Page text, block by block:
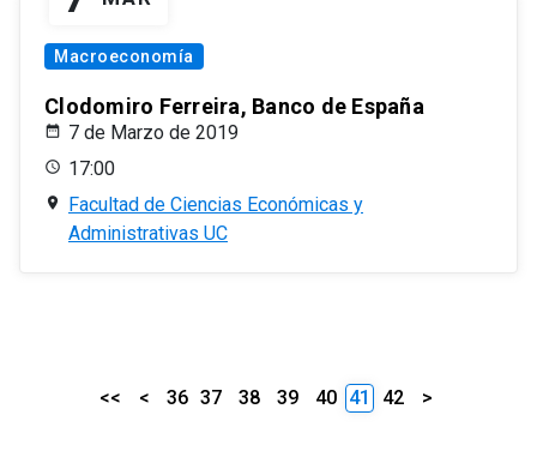
Macroeconomía
Clodomiro Ferreira, Banco de España
7 de Marzo de 2019
17:00
Facultad de Ciencias Económicas y
Administrativas UC
<< < 36 37 38 39 40 41 42 >